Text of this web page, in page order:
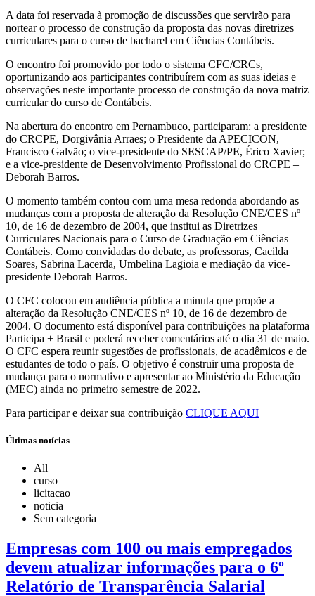
A data foi reservada à promoção de discussões que servirão para
nortear o processo de construção da proposta das novas diretrizes
curriculares para o curso de bacharel em Ciências Contábeis.
O encontro foi promovido por todo o sistema CFC/CRCs,
oportunizando aos participantes contribuírem com as suas ideias e
observações neste importante processo de construção da nova matriz
curricular do curso de Contábeis.
Na abertura do encontro em Pernambuco, participaram: a presidente
do CRCPE, Dorgivânia Arraes; o Presidente da APECICON,
Francisco Galvão; o vice-presidente do SESCAP/PE, Érico Xavier;
e a vice-presidente de Desenvolvimento Profissional do CRCPE –
Deborah Barros.
O momento também contou com uma mesa redonda abordando as
mudanças com a proposta de alteração da Resolução CNE/CES nº
10, de 16 de dezembro de 2004, que institui as Diretrizes
Curriculares Nacionais para o Curso de Graduação em Ciências
Contábeis. Como convidadas do debate, as professoras, Cacilda
Soares, Sabrina Lacerda, Umbelina Lagioia e mediação da vice-
presidente Deborah Barros.
O CFC colocou em audiência pública a minuta que propõe a
alteração da Resolução CNE/CES nº 10, de 16 de dezembro de
2004. O documento está disponível para contribuições na plataforma
Participa + Brasil e poderá receber comentários até o dia 31 de maio.
O CFC espera reunir sugestões de profissionais, de acadêmicos e de
estudantes de todo o país. O objetivo é construir uma proposta de
mudança para o normativo e apresentar ao Ministério da Educação
(MEC) ainda no primeiro semestre de 2022.
Para participar e deixar sua contribuição CLIQUE AQUI
Últimas notícias
All
curso
licitacao
noticia
Sem categoria
Empresas com 100 ou mais empregados
devem atualizar informações para o 6º
Relatório de Transparência Salarial